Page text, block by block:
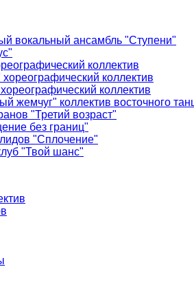
вокальный ансамбль "Ступени"
коллектив
коллектив
коллектив
жемчуг" коллектив восточного
"Третий возраст"
без границ"
"Сплочение"
"Твой шанс"